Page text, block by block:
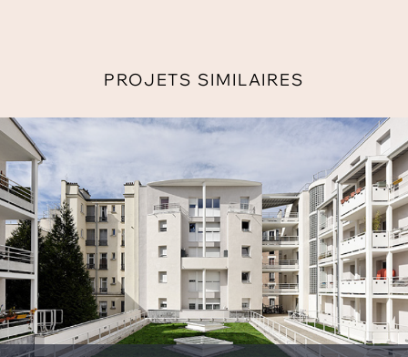
PROJETS SIMILAIRES